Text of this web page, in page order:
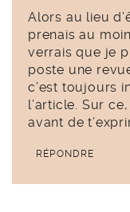
Alors au lieu
prenais au
verrais que je
poste une
c’est toujours
l’article. Sur
avant de
RÉPONDRE